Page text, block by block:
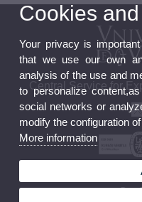
Central Service for
Data
Cookies
Your privacy is
that we use our own
analysis of the use and
to personalize
social networks or
modify the configuration
More information